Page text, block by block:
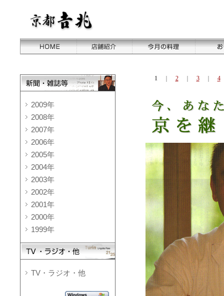
2009年
2008年
2007年
2006年
2005年
2004年
2003年
2002年
2001年
2000年
1999年
TV・ラジオ・他
1｜ 2｜ 3｜ 4